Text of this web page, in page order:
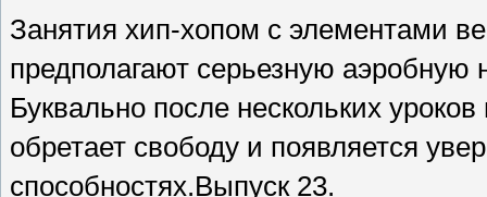
Занятия хип-хопом с элементами
предполагают серьезную аэробную
Буквально после нескольких
обретает свободу и появляется
способностях.Выпуск 23.